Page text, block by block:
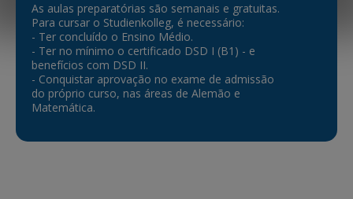
As aulas preparatórias são semanais e gratuitas.
Para cursar o Studienkolleg, é necessário:
- Ter concluído o Ensino Médio.
- Ter no mínimo o certificado DSD I (B1) - e
benefícios com DSD II.
- Conquistar aprovação no exame de admissão
do próprio curso, nas áreas de Alemão e
Matemática.